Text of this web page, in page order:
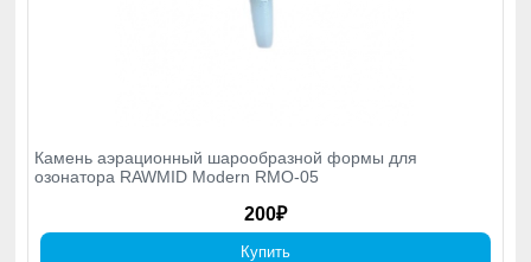
Камень аэрационный шарообразной формы для
озонатора RAWMID Modern RMO-05
200₽
Купить